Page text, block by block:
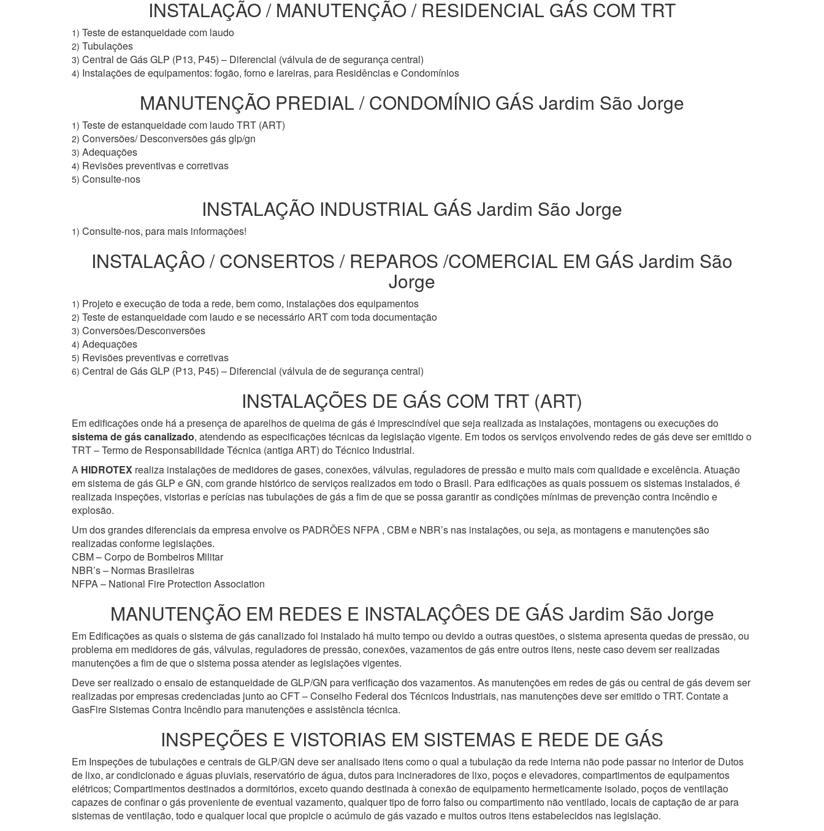
INSTALAÇÃO / MANUTENÇÃO / RESIDENCIAL GÁS COM TRT
1) Teste de estanqueidade com laudo
2) Tubulações
3) Central de Gás GLP (P13, P45) – Diferencial (válvula de de segurança central)
4) Instalações de equipamentos: fogão, forno e lareiras, para Residências e Condomínios
MANUTENÇÃO PREDIAL / CONDOMÍNIO GÁS Jardim São Jorge
1) Teste de estanqueidade com laudo TRT (ART)
2) Conversões/ Desconversões gás glp/gn
3) Adequações
4) Revisões preventivas e corretivas
5) Consulte-nos
INSTALAÇÃO INDUSTRIAL GÁS Jardim São Jorge
1) Consulte-nos, para mais informações!
INSTALAÇÂO / CONSERTOS / REPAROS /COMERCIAL EM GÁS Jardim São
Jorge
1) Projeto e execução de toda a rede, bem como, instalações dos equipamentos
2) Teste de estanqueidade com laudo e se necessário ART com toda documentação
3) Conversões/Desconversões
4) Adequações
5) Revisões preventivas e corretivas
6) Central de Gás GLP (P13, P45) – Diferencial (válvula de de segurança central)
INSTALAÇÕES DE GÁS COM TRT (ART)
Em edificações onde há a presença de aparelhos de queima de gás é imprescindível que seja realizada as instalações, montagens ou execuções do
sistema de gás canalizado, atendendo as especificações técnicas da legislação vigente. Em todos os serviços envolvendo redes de gás deve ser emitido o
TRT – Termo de Responsabilidade Técnica (antiga ART) do Técnico Industrial.
A HIDROTEX realiza instalações de medidores de gases, conexões, válvulas, reguladores de pressão e muito mais com qualidade e excelência. Atuação
em sistema de gás GLP e GN, com grande histórico de serviços realizados em todo o Brasil. Para edificações as quais possuem os sistemas instalados, é
realizada inspeções, vistorias e perícias nas tubulações de gás a fim de que se possa garantir as condições mínimas de prevenção contra incêndio e
explosão.
Um dos grandes diferenciais da empresa envolve os PADRÕES NFPA , CBM e NBR’s nas instalações, ou seja, as montagens e manutenções são
realizadas conforme legislações.
CBM – Corpo de Bombeiros Militar
NBR’s – Normas Brasileiras
NFPA – National Fire Protection Association
MANUTENÇÃO EM REDES E INSTALAÇÔES DE GÁS Jardim São Jorge
Em Edificações as quais o sistema de gás canalizado foi instalado há muito tempo ou devido a outras questões, o sistema apresenta quedas de pressão, ou
problema em medidores de gás, válvulas, reguladores de pressão, conexões, vazamentos de gás entre outros itens, neste caso devem ser realizadas
manutenções a fim de que o sistema possa atender as legislações vigentes.
Deve ser realizado o ensaio de estanqueidade de GLP/GN para verificação dos vazamentos. As manutenções em redes de gás ou central de gás devem ser
realizadas por empresas credenciadas junto ao CFT – Conselho Federal dos Técnicos Industriais, nas manutenções deve ser emitido o TRT. Contate a
GasFire Sistemas Contra Incêndio para manutenções e assistência técnica.
INSPEÇÕES E VISTORIAS EM SISTEMAS E REDE DE GÁS
Em Inspeções de tubulações e centrais de GLP/GN deve ser analisado itens como o qual a tubulação da rede interna não pode passar no interior de Dutos
de lixo, ar condicionado e águas pluviais, reservatório de água, dutos para incineradores de lixo, poços e elevadores, compartimentos de equipamentos
elétricos; Compartimentos destinados a dormitórios, exceto quando destinada à conexão de equipamento hermeticamente isolado, poços de ventilação
capazes de confinar o gás proveniente de eventual vazamento, qualquer tipo de forro falso ou compartimento não ventilado, locais de captação de ar para
sistemas de ventilação, todo e qualquer local que propicie o acúmulo de gás vazado e muitos outros itens estabelecidos nas legislação.